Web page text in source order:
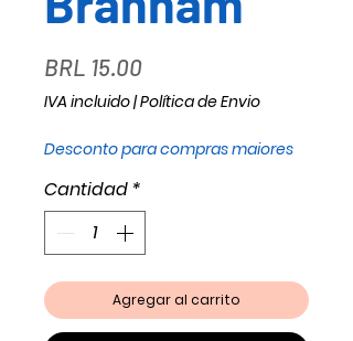
BRL 15.00Precio
IVA incluido|Política de Envio
Desconto para compras maiores
Cantidad *
Agregar al carrito